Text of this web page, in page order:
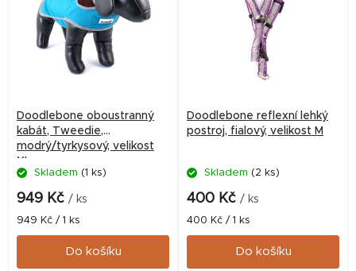
Doodlebone oboustranný
kabát, Tweedie,
modrý/tyrkysový, velikost
XL
Skladem (1 ks)
949 Kč / ks
Měrná
cena:
949 Kč / 1 ks
Do košíku
Doodlebone reflexní lehký
postroj, fialový, velikost M
Skladem (2 ks)
400 Kč / ks
Měrná
cena:
400 Kč / 1 ks
Do košíku